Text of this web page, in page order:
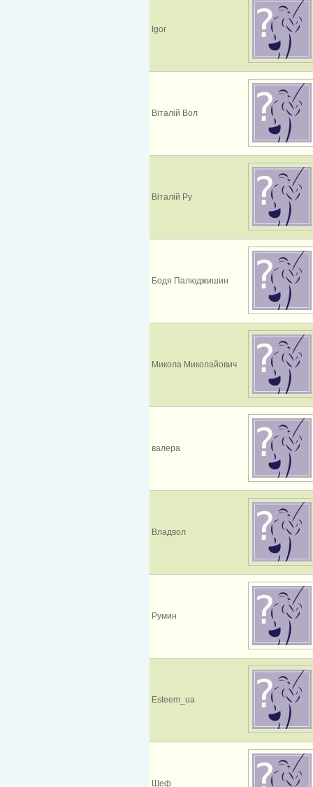
Igor
Віталій Вол
Віталій Ру
Бодя Палюджишин
Микола Миколайович
валера
Владвол
Румин
Esteem_ua
Шеф